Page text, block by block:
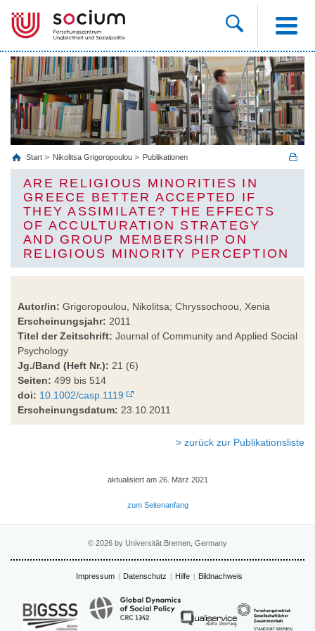
Start Nikolitsa Grigoropoulou Publikationen
ARE RELIGIOUS MINORITIES IN
GREECE BETTER ACCEPTED IF
THEY ASSIMILATE? THE EFFECTS
OF ACCULTURATION STRATEGY
AND GROUP MEMBERSHIP ON
RELIGIOUS MINORITY PERCEPTION
Autor/in: Grigoropoulou, Nikolitsa; Chryssochoou, Xenia
Erscheinungsjahr: 2011
Titel der Zeitschrift: Journal of Community and Applied Social
Psychology
Jg./Band (Heft Nr.): 21 (6)
Seiten: 499 bis 514
doi: 10.1002/casp.1119
Erscheinungsdatum: 23.10.2011
> zurück zur Publikationsliste
aktualisiert am 26. März 2021
zum Seitenanfang
© 2026 by Universität Bremen, Germany
Impressum Datenschutz Hilfe Bildnachweis